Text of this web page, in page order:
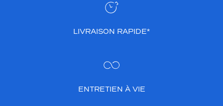
LIVRAISON RAPIDE*
ENTRETIEN À VIE